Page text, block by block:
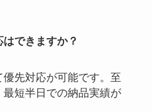
できますか？
優先対応が可能です。至
短半日での納品実績が